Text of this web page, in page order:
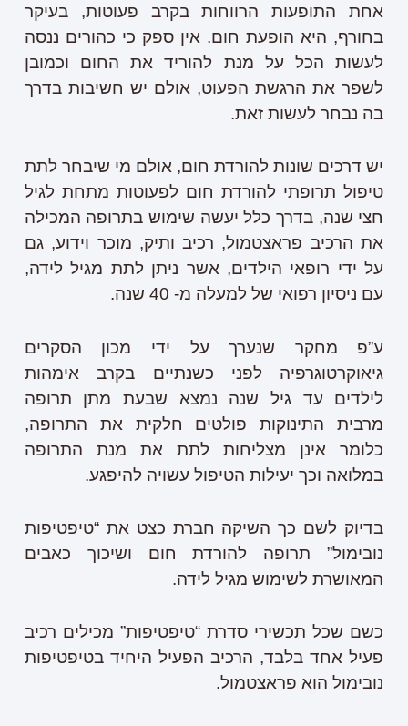
אחת התופעות הרווחות בקרב פעוטות, בעיקר
בחורף, היא הופעת חום. אין ספק כי כהורים ננסה
לעשות הכל על מנת להוריד את החום וכמובן
לשפר את הרגשת הפעוט, אולם יש חשיבות בדרך
בה נבחר לעשות זאת.
יש דרכים שונות להורדת חום, אולם מי שיבחר לתת
טיפול תרופתי להורדת חום לפעוטות מתחת לגיל
חצי שנה, בדרך כלל יעשה שימוש בתרופה המכילה
את הרכיב פראצטמול, רכיב ותיק, מוכר וידוע, גם
על ידי רופאי הילדים, אשר ניתן לתת מגיל לידה,
עם ניסיון רפואי של למעלה מ- 40 שנה.
ע”פ מחקר שנערך על ידי מכון הסקרים
גיאוקרטוגרפיה לפני כשנתיים בקרב אימהות
לילדים עד גיל שנה נמצא שבעת מתן תרופה
מרבית התינוקות פולטים חלקית את התרופה,
כלומר אינן מצליחות לתת את מנת התרופה
במלואה וכך יעילות הטיפול עשויה להיפגע.
בדיוק לשם כך השיקה חברת כצט את “טיפטיפות
נובימול” תרופה להורדת חום ושיכוך כאבים
המאושרת לשימוש מגיל לידה.
כשם שכל תכשירי סדרת “טיפטיפות” מכילים רכיב
פעיל אחד בלבד, הרכיב הפעיל היחיד בטיפטיפות
נובימול הוא פראצטמול.